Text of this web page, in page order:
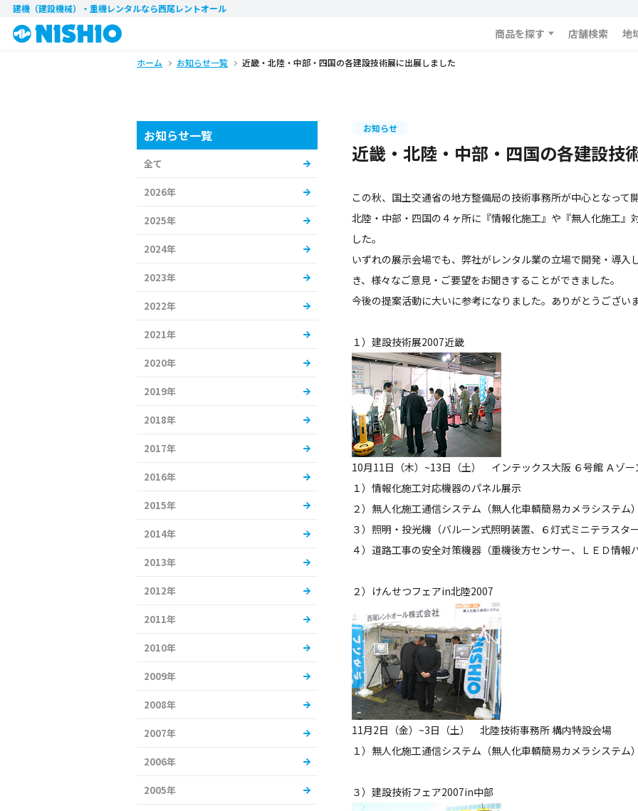
建機（建設機械）・重機レンタルなら西尾レントオール
商品を探す 店舗検索 地
ホーム お知らせ一覧 近畿・北陸・中部・四国の各建設技術展に出展しました
お知らせ
近畿・北陸・中部・四国の各建設技
この秋、国土交通省の地方整備局の技術事務所が中心となって
北陸・中部・四国の４ヶ所に『情報化施工』や『無人化施工』
した。
いずれの展示会場でも、弊社がレンタル業の立場で開発・導入
き、様々なご意見・ご要望をお聞きすることができました。
今後の提案活動に大いに参考になりました。ありがとうございま
１）建設技術展2007近畿
10月11日（木）~13日（土） インテックス大阪 ６号館 Ａゾー
１）情報化施工対応機器のパネル展示
２）無人化施工通信システム（無人化車輌簡易カメラシステム）
３）照明・投光機（バルーン式照明装置、６灯式ミニテラスター
４）道路工事の安全対策機器（重機後方センサー、ＬＥＤ情報パ
２）けんせつフェアin北陸2007
11月2日（金）~3日（土） 北陸技術事務所 構内特設会場
１）無人化施工通信システム（無人化車輌簡易カメラシステム）
３）建設技術フェア2007in中部
お知らせ一覧
全て
2026年
2025年
2024年
2023年
2022年
2021年
2020年
2019年
2018年
2017年
2016年
2015年
2014年
2013年
2012年
2011年
2010年
2009年
2008年
2007年
2006年
2005年